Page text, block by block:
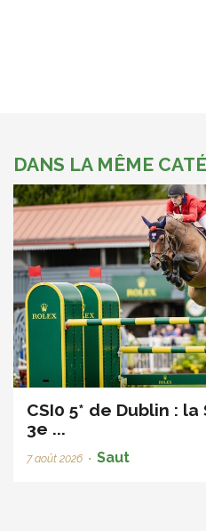
DANS LA MÊME
CSI0 5* de Dublin :
3e ...
7 août 2026 • Saut